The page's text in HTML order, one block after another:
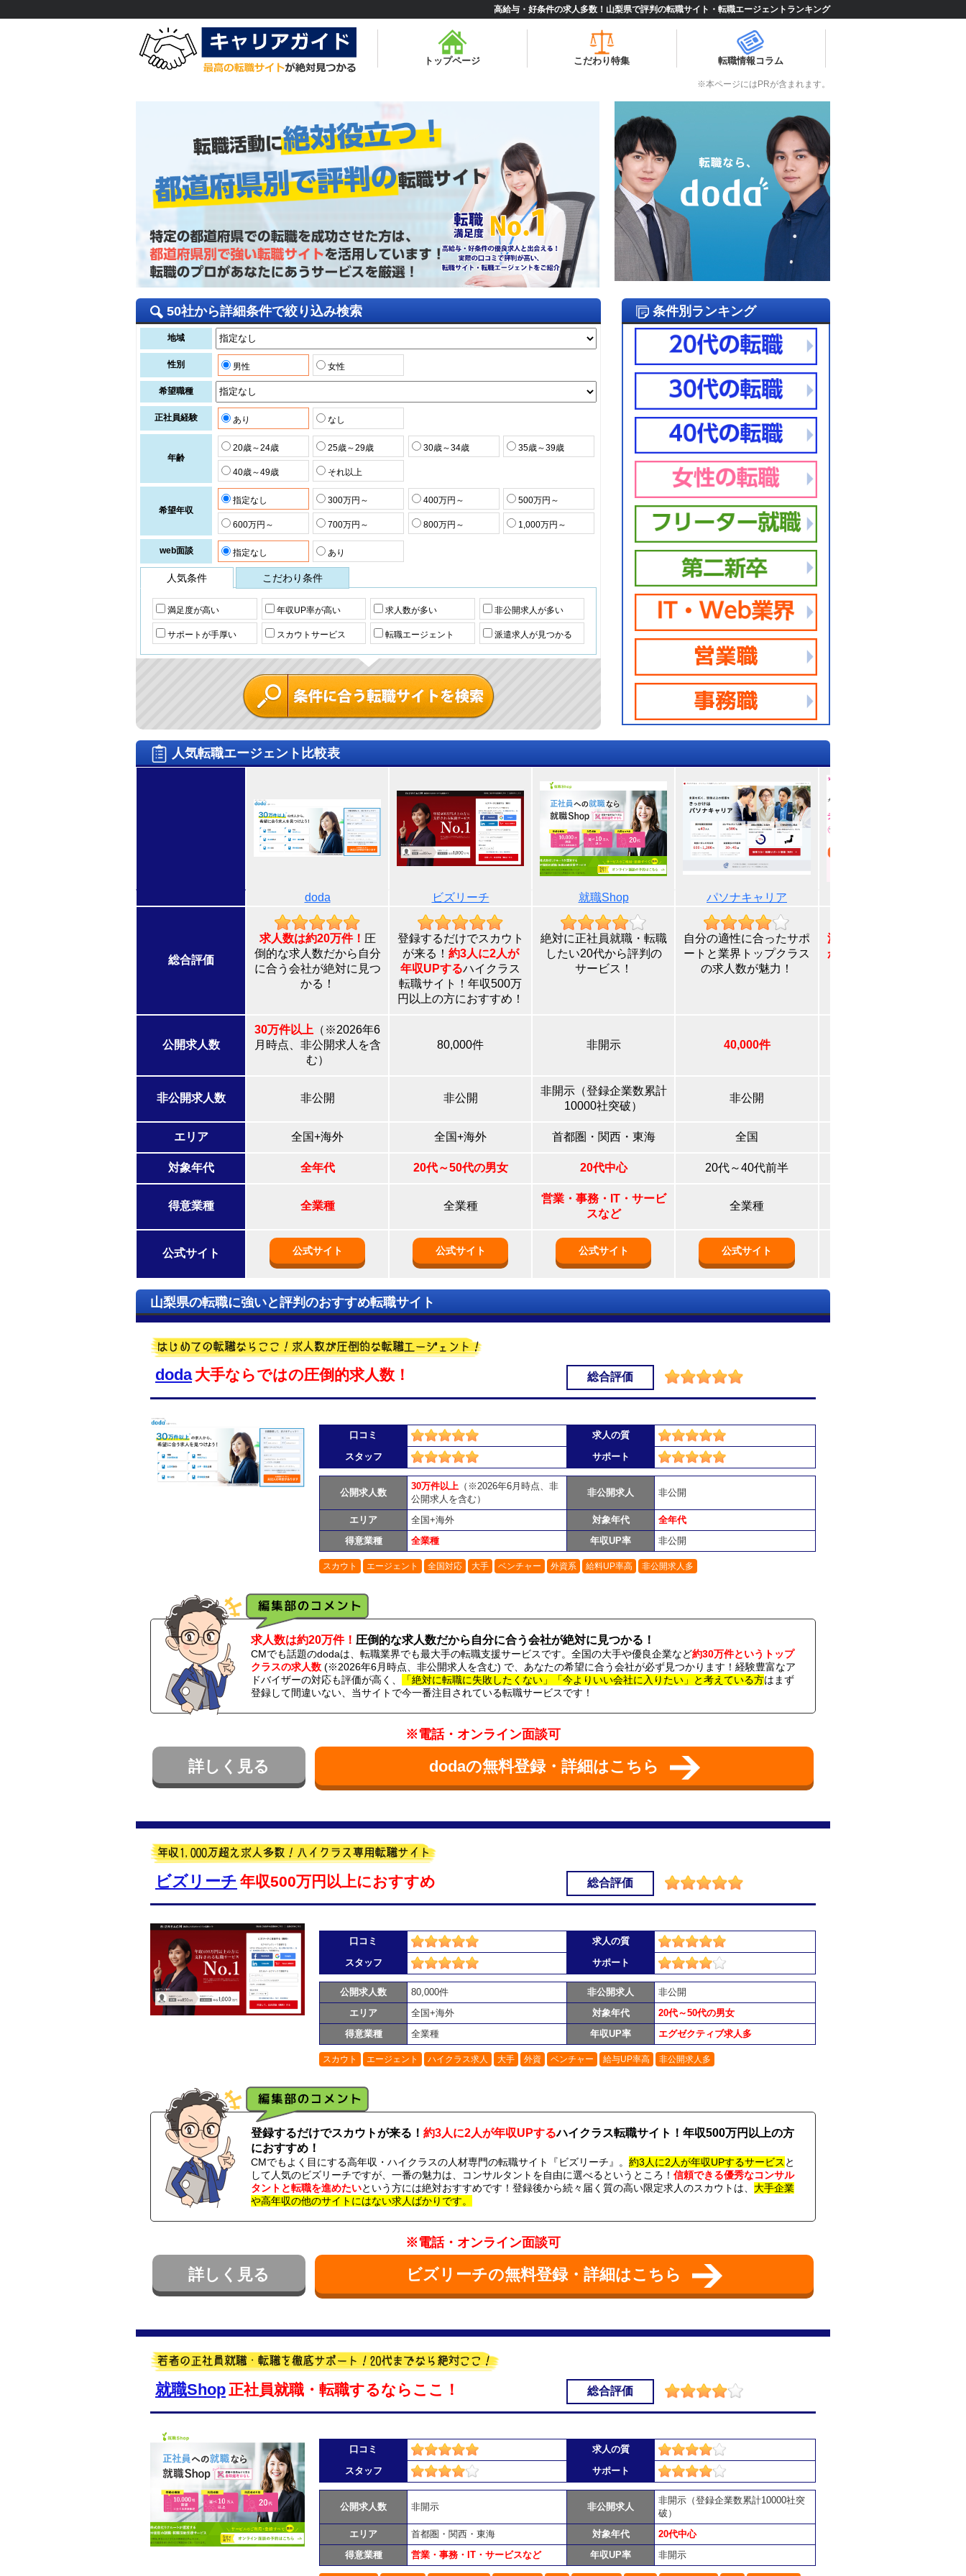
高給与・好条件の求人多数！山梨県で評判の転職サイト・転職エージェントランキング
トップページ こだわり特集 転職情報コラム
※本ページにはPRが含まれます。
条件別ランキング
50社から詳細条件で絞り込み検索
地域
性別 男性 女性
希望職種
正社員経験 あり なし
年齢
20歳～24歳 25歳～29歳 30歳～34歳 35歳～39歳
40歳～49歳 それ以上
希望年収
指定なし 300万円～ 400万円～ 500万円～
600万円～ 700万円～ 800万円～ 1,000万円～
web面談 指定なし あり
人気条件 こだわり条件
満足度が高い 年収UP率が高い 求人数が多い 非公開求人が多い
サポートが手厚い スカウトサービス 転職エージェント 派遣求人が見つかる
人気転職エージェント比較表
doda ビズリーチ 就職Shop パソナキャリア
総合評価
求人数は約20万件！ 圧
倒的な求人数だから自分
に合う会社が絶対に見つ
かる！
登録するだけでスカウト
が来る！ 約3人に2人が
年収UPするハイクラス
転職サイト！年収500万
円以上の方におすすめ！
絶対に正社員就職・転職
したい20代から評判の
サービス！
自分の適性に合ったサポ
ートと業界トップクラス
の求人数が魅力！
派遣から正社員まで希望
が叶う！
公開求人数
30万件以上 （※2026年6
月時点、非公開求人を含
む）
80,000件 非開示 40,000件
非公開求人数 非公開 非公開
非開示（登録企業数累計
10000社突破）
非公開
エリア 全国+海外 全国+海外 首都圏・関西・東海 全国
対象年代 全年代 20代～50代の男女 20代中心 20代～40代前半
得意業種 全業種 全業種
営業・事務・IT・サービ
スなど
全業種
公式サイト 公式サイト 公式サイト 公式サイト 公式サイト
山梨県の転職に強いと評判のおすすめ転職サイト
doda 大手ならではの圧倒的求人数！ 総合評価
口コミ
求人の質
スタッフ
サポート
公開求人数
30万件以上 （※2026年6月時点、非
公開求人を含む）
非公開求人 非公開
エリア 全国+海外 対象年代
全年代
得意業種
全業種 年収UP率 非公開
スカウト エージェント 全国対応 大手 ベンチャー 外資系 給料UP率高 非公開求人多
求人数は約20万件！ 圧倒的な求人数だから自分に合う会社が絶対に見つかる！
CMでも話題のdodaは、転職業界でも最大手の転職支援サービスです。全国の大手や優良企業など約30万件というトップ
クラスの求人数(※2026年6月時点、非公開求人を含む) で、あなたの希望に合う会社が必ず見つかります！経験豊富なア
ドバイザーの対応も評価が高く、
「絶対に転職に失敗したくない」「今よりいい会社に入りたい」と考えている方はまず
登録して間違いない、当サイトで今一番注目されている転職サービスです！
※電話・オンライン面談可
詳しく見る dodaの無料登録・詳細はこちら
ビズリーチ 年収500万円以上におすすめ 総合評価
口コミ
求人の質
スタッフ
サポート
公開求人数 80,000件 非公開求人
非公開
エリア
全国+海外 対象年代
20代～50代の男女
得意業種
全業種 年収UP率 エグゼクティブ求人多
スカウト エージェント ハイクラス求人 大手 外資 ベンチャー 給与UP率高 非公開求人多
登録するだけでスカウトが来る！ 約3人に2人が年収UPするハイクラス転職サイト！年収500万円以上の方
におすすめ！
CMでもよく目にする高年収・ハイクラスの人材専門の転職サイト『ビズリーチ』。 約3人に2人が年収UPするサービス と
して人気のビズリーチですが、一番の魅力は、コンサルタントを自由に選べるというところ！ 信頼できる優秀なコンサル
タントと転職を進めたいという方には絶対おすすめです！登録後から続々届く質の高い限定求人のスカウトは、 大手企業
や高年収の他のサイトにはない求人ばかりです。
※電話・オンライン面談可
詳しく見る ビズリーチの無料登録・詳細はこちら
就職Shop 正社員就職・転職するならここ！ 総合評価
口コミ
求人の質
スタッフ
サポート
公開求人数 非開示 非公開求人
非開示（登録企業数累計10000社突
破）
エリア
首都圏・関西・東海 対象年代
20代中心
得意業種
営業・事務・IT・サービスなど 年収UP率 非開示